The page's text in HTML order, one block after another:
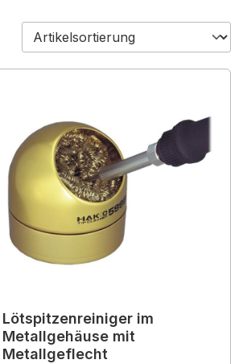
Lötspitzenreiniger im
Metallgehäuse mit
Metallgeflecht